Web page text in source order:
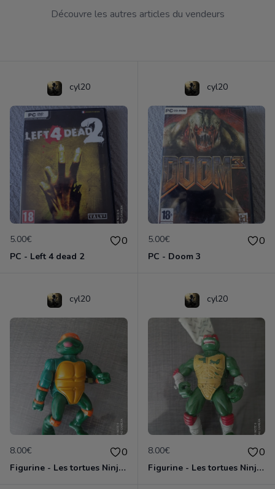
Découvre les autres articles du vendeurs
cyl20
5.00€ 0
PC - Left 4 dead 2
cyl20
5.00€ 0
PC - Doom 3
cyl20
8.00€ 0
Figurine - Les tortues Ninja - Michaelangelo
cyl20
8.00€ 0
Figurine - Les tortues Ninja - Raphael